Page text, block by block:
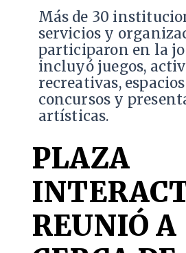
Más de 30
servicios y
participaron en la
incluyó juegos,
recreativas,
concursos y
artísticas.
PLAZA
REUNIÓ A